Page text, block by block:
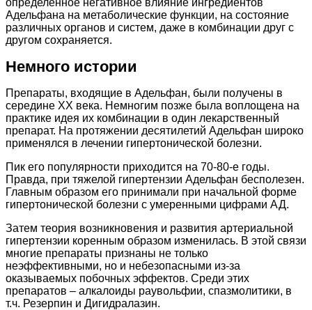
Адельфана на метаболические функции, на состояние
различных органов и систем, даже в комбинации друг с
другом сохраняется.
Немного истории
Препараты, входящие в Адельфан, были получены в
середине ХХ века. Немногим позже была воплощена на
практике идея их комбинации в один лекарственный
препарат. На протяжении десятилетий Адельфан широко
применялся в лечении гипертонической болезни.
Пик его популярности приходится на 70-80-е годы.
Правда, при тяжелой гипертензии Адельфан бесполезен.
Главным образом его принимали при начальной форме
гипертонической болезни с умеренными цифрами АД.
Затем теория возникновения и развития артериальной
гипертензии коренным образом изменилась. В этой связи
многие препараты признаны не только
неэффективными, но и небезопасными из-за
оказываемых побочных эффектов. Среди этих
препаратов – алкалоиды раувольфии, спазмолитики, в
т.ч. Резерпин и Дигидралазин.